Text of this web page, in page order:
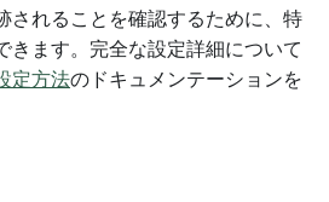
されることを確認するために、特
きます。完全な設定詳細について
定方法のドキュメンテーションを